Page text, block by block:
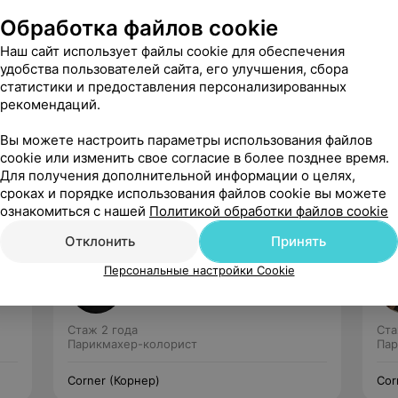
Абрамова Анастасия
Стаж 2 года
Парикмахер-колорист
Corner (Корнер)
Обработка файлов cookie
Наш сайт использует файлы cookie для обеспечения
удобства пользователей сайта, его улучшения, сбора
статистики и предоставления персонализированных
рекомендаций.
Вы можете настроить параметры использования файлов
cookie или изменить свое согласие в более позднее время.
Для получения дополнительной информации о целях,
сроках и порядке использования файлов cookie вы можете
ознакомиться с нашей Политикой обработки файлов cookie
Отклонить
Принять
Персональные настройки Cookie